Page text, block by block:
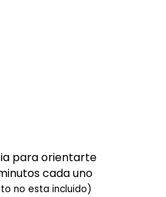
para orientarte
cada uno
no esta incluido)